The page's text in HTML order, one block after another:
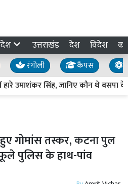
उत्तराखंड देश विदेश
रंगोली कैंपस
हारे उमाशंकर सिंह, जानिए कौन थे बसपा
गोमांस तस्कर, कटना पुल
पुलिस के हाथ-पांव